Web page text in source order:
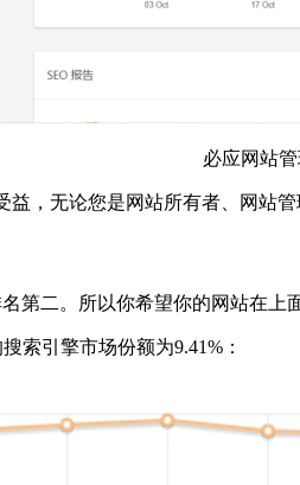
必应网站
，无论您是网站所有者、网站
第二。所以你希望你的网站在上
索引擎市场份额为9.41%：